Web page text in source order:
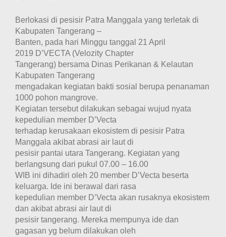
Berlokasi di pesisir Patra Manggala yang terletak di
Kabupaten Tangerang –
Banten, pada hari Minggu tanggal 21 April
2019 D’VECTA (Velozity Chapter
Tangerang) bersama Dinas Perikanan & Kelautan
Kabupaten Tangerang
mengadakan kegiatan bakti sosial berupa penanaman
1000 pohon mangrove.
Kegiatan tersebut dilakukan sebagai wujud nyata
kepedulian member D’Vecta
terhadap kerusakaan ekosistem di pesisir Patra
Manggala akibat abrasi air laut di
pesisir pantai utara Tangerang. Kegiatan yang
berlangsung dari pukul 07.00 – 16.00
WIB ini dihadiri oleh 20 member D’Vecta beserta
keluarga. Ide ini berawal dari rasa
kepedulian member D’Vecta akan rusaknya ekosistem
dan akibat abrasi air laut di
pesisir tangerang. Mereka mempunya ide dan
gagasan yg belum dilakukan oleh